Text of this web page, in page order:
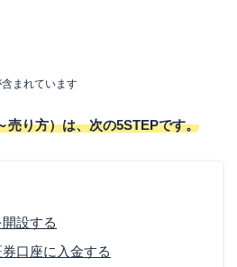
まれています
売り方）は、次の5STEPです。
設する
口座に入金する